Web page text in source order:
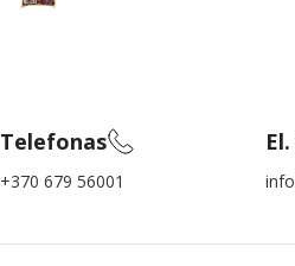
Telefonas
+370 679 56001